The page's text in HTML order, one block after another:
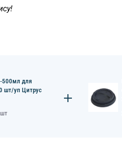
500мл для
шт/уп Цитрус
шт